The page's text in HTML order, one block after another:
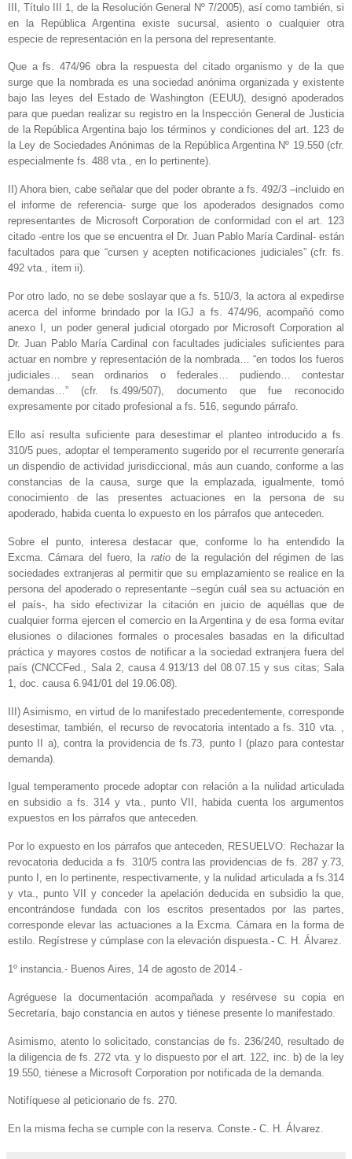
III, Título III 1, de la Resolución General Nº 7/2005), así como también, si
en la República Argentina existe sucursal, asiento o cualquier otra
especie de representación en la persona del representante.
Que a fs. 474/96 obra la respuesta del citado organismo y de la que
surge que la nombrada es una sociedad anónima organizada y existente
bajo las leyes del Estado de Washington (EEUU), designó apoderados
para que puedan realizar su registro en la Inspección General de Justicia
de la República Argentina bajo los términos y condiciones del art. 123 de
la Ley de Sociedades Anónimas de la República Argentina Nº 19.550 (cfr.
especialmente fs. 488 vta., en lo pertinente).
II) Ahora bien, cabe señalar que del poder obrante a fs. 492/3 –incluido en
el informe de referencia- surge que los apoderados designados como
representantes de Microsoft Corporation de conformidad con el art. 123
citado -entre los que se encuentra el Dr. Juan Pablo María Cardinal- están
facultados para que “cursen y acepten notificaciones judiciales” (cfr. fs.
492 vta., ítem ii).
Por otro lado, no se debe soslayar que a fs. 510/3, la actora al expedirse
acerca del informe brindado por la IGJ a fs. 474/96, acompañó como
anexo I, un poder general judicial otorgado por Microsoft Corporation al
Dr. Juan Pablo María Cardinal con facultades judiciales suficientes para
actuar en nombre y representación de la nombrada… “en todos los fueros
judiciales… sean ordinarios o federales… pudiendo… contestar
demandas…” (cfr. fs.499/507), documento que fue reconocido
expresamente por citado profesional a fs. 516, segundo párrafo.
Ello así resulta suficiente para desestimar el planteo introducido a fs.
310/5 pues, adoptar el temperamento sugerido por el recurrente generaría
un dispendio de actividad jurisdiccional, más aun cuando, conforme a las
constancias de la causa, surge que la emplazada, igualmente, tomó
conocimiento de las presentes actuaciones en la persona de su
apoderado, habida cuenta lo expuesto en los párrafos que anteceden.
Sobre el punto, interesa destacar que, conforme lo ha entendido la
Excma. Cámara del fuero, la ratiode la regulación del régimen de las
sociedades extranjeras al permitir que su emplazamiento se realice en la
persona del apoderado o representante –según cuál sea su actuación en
el país-, ha sido efectivizar la citación en juicio de aquéllas que de
cualquier forma ejercen el comercio en la Argentina y de esa forma evitar
elusiones o dilaciones formales o procesales basadas en la dificultad
práctica y mayores costos de notificar a la sociedad extranjera fuera del
país (CNCCFed., Sala 2, causa 4.913/13 del 08.07.15 y sus citas; Sala
1, doc. causa 6.941/01 del 19.06.08).
III) Asimismo, en virtud de lo manifestado precedentemente, corresponde
desestimar, también, el recurso de revocatoria intentado a fs. 310 vta. ,
punto II a), contra la providencia de fs.73, punto I (plazo para contestar
demanda).
Igual temperamento procede adoptar con relación a la nulidad articulada
en subsidio a fs. 314 y vta., punto VII, habida cuenta los argumentos
expuestos en los párrafos que anteceden.
Por lo expuesto en los párrafos que anteceden, RESUELVO: Rechazar la
revocatoria deducida a fs. 310/5 contra las providencias de fs. 287 y.73,
punto I, en lo pertinente, respectivamente, y la nulidad articulada a fs.314
y vta., punto VII y conceder la apelación deducida en subsidio la que,
encontrándose fundada con los escritos presentados por las partes,
corresponde elevar las actuaciones a la Excma. Cámara en la forma de
estilo. Regístrese y cúmplase con la elevación dispuesta.- C. H. Álvarez.
1º instancia.- Buenos Aires, 14 de agosto de 2014.-
Agréguese la documentación acompañada y resérvese su copia en
Secretaría, bajo constancia en autos y tiénese presente lo manifestado.
Asimismo, atento lo solicitado, constancias de fs. 236/240, resultado de
la diligencia de fs. 272 vta. y lo dispuesto por el art. 122, inc. b) de la ley
19.550, tiénese a Microsoft Corporation por notificada de la demanda.
Notifíquese al peticionario de fs. 270.
En la misma fecha se cumple con la reserva. Conste.- C. H. Álvarez.